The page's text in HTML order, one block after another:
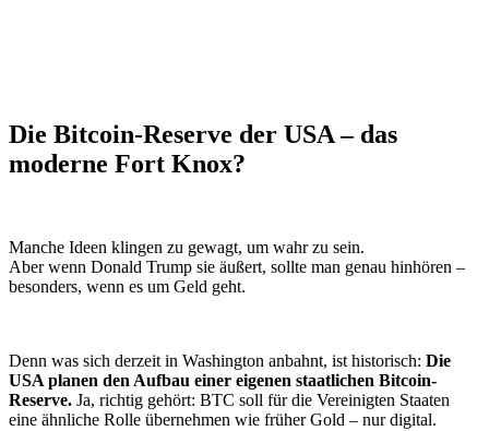
Die Bitcoin-Reserve der USA – das
moderne Fort Knox?
Manche Ideen klingen zu gewagt, um wahr zu sein.
Aber wenn Donald Trump sie äußert, sollte man genau hinhören –
besonders, wenn es um Geld geht.
Denn was sich derzeit in Washington anbahnt, ist historisch: Die
USA planen den Aufbau einer eigenen staatlichen Bitcoin-
Reserve. Ja, richtig gehört: BTC soll für die Vereinigten Staaten
eine ähnliche Rolle übernehmen wie früher Gold – nur digital.